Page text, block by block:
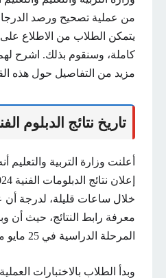
من عملية تصحيح ورصد
يتمكن الطلاب من الاطلاع على
كاملة، وسنقوم بذلك. اشرح
مزيد من التفاصيل حول هذه
تاريخ نتائج الدبلوم الفني
أعلنت وزارة التربية والتعليم
خلال ساعات قليلة، لدرجة أن
معرفة رابط النتائج، حيث أن
المرحلة الدراسية في 25 مايو من العام الماضي.
وبدأ الطلاب بالاختبارات